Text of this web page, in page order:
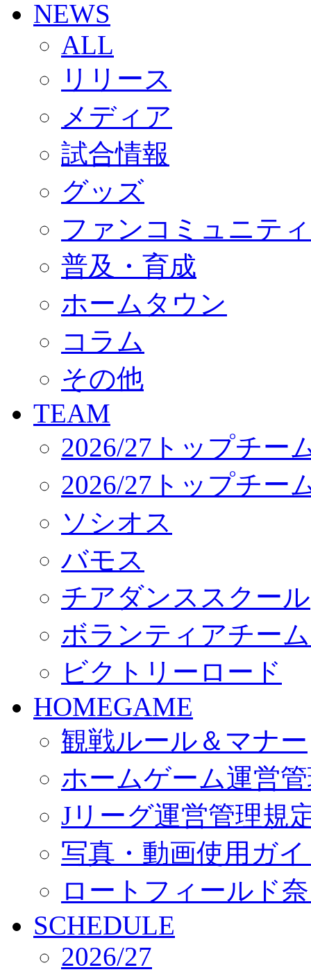
2026/27
練習見学時のファンサービスについて
TICKET
奈良クラブ明治安田J3リーグ2026/27シーズン試
奈良クラブ明治安田Ｊ3リーグ 2026/27シーズン「
観戦ルール＆マナー
2026/27ファンコミュニティ
サポートショップ
GOODS
オフィシャルストア（実店舗）
オンラインストア
ACADEMY
アカデミーについて
コーチ&スタッフ
ジュニア
ジュニアユース
ユース
練習拠点（ナラディーア）
SCHOOL
CLUB
パートナー募集
クラブ理念
サステナビリティ
Web制作支援
応援プロジェクト
NEWS
ALL
リリース
メディア
試合情報
グッズ
ファンコミュニティ
普及・育成
ホームタウン
コラム
その他
TEAM
2026/27トップチー
2026/27トップチー
ソシオス
バモス
チアダンススクール
ボランティアチー
ビクトリーロード
HOMEGAME
観戦ルール＆マナー
ホームゲーム運営
Jリーグ運営管理規
写真・動画使用ガ
ロートフィールド
SCHEDULE
2026/27